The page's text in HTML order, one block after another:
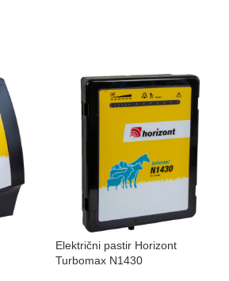
Električni pastir Horizont
Turbomax N1430